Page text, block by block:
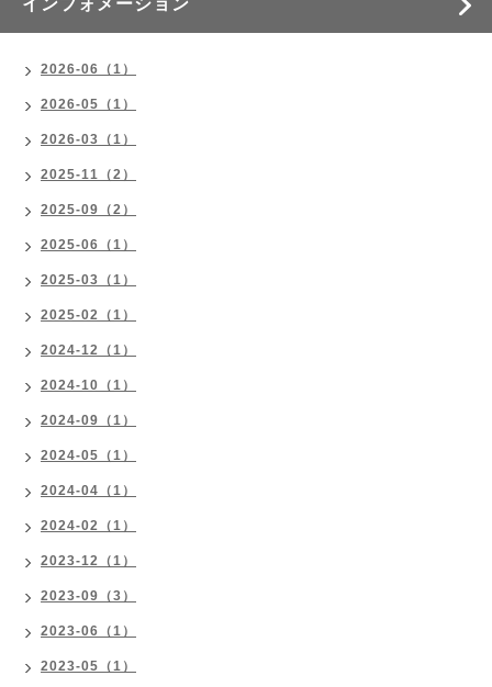
インフォメーション
2026-06（1）
2026-05（1）
2026-03（1）
2025-11（2）
2025-09（2）
2025-06（1）
2025-03（1）
2025-02（1）
2024-12（1）
2024-10（1）
2024-09（1）
2024-05（1）
2024-04（1）
2024-02（1）
2023-12（1）
2023-09（3）
2023-06（1）
2023-05（1）